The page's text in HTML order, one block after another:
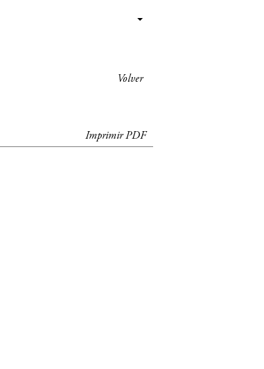
Volver
Imprimir PDF